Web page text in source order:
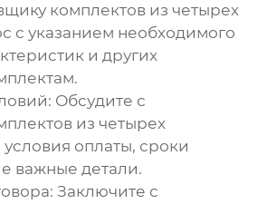
комплектов из четырех
с указанием необходимого
и других
Обсудите с
из четырех
оплаты, сроки
важные детали.
Заключите с